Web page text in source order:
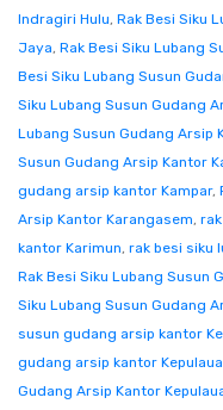
Indragiri Hulu, Rak Besi Siku
Jaya, Rak Besi Siku Lubang
Besi Siku Lubang Susun
Siku Lubang Susun Gudang
Lubang Susun Gudang Arsip
Susun Gudang Arsip Kantor
gudang arsip kantor Kampar,
Arsip Kantor Karangasem,
kantor Karimun, rak besi siku
Rak Besi Siku Lubang Susun
Siku Lubang Susun Gudang
susun gudang arsip kantor
gudang arsip kantor
Gudang Arsip Kantor